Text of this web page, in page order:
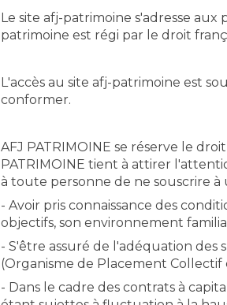
Le site afj-patrimoine s'adresse
patrimoine est régi par le droit
L'accès au site afj-patrimoine est
conformer.
AFJ PATRIMOINE se réserve le
PATRIMOINE tient à attirer
à toute personne de ne souscrire à
- Avoir pris connaissance des
objectifs, son environnement
- S'être assuré de l'adéquation des
(Organisme de Placement
- Dans le cadre des contrats à